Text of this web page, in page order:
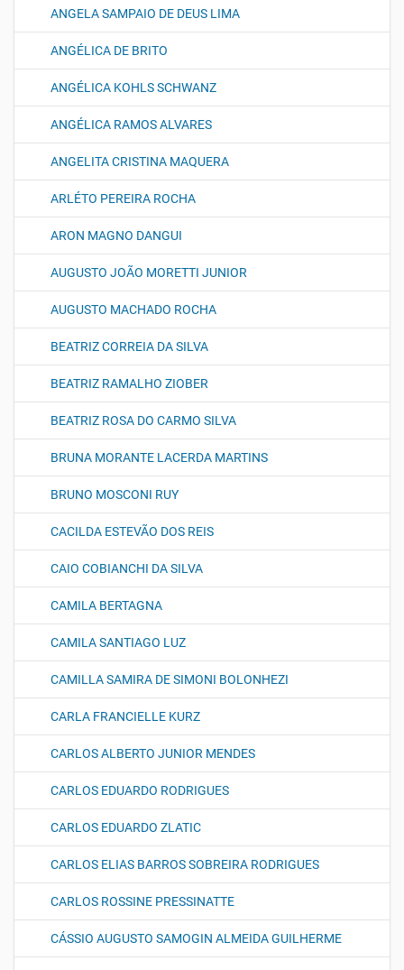
ANGELA SAMPAIO DE DEUS LIMA
ANGÉLICA DE BRITO
ANGÉLICA KOHLS SCHWANZ
ANGÉLICA RAMOS ALVARES
ANGELITA CRISTINA MAQUERA
ARLÉTO PEREIRA ROCHA
ARON MAGNO DANGUI
AUGUSTO JOÃO MORETTI JUNIOR
AUGUSTO MACHADO ROCHA
BEATRIZ CORREIA DA SILVA
BEATRIZ RAMALHO ZIOBER
BEATRIZ ROSA DO CARMO SILVA
BRUNA MORANTE LACERDA MARTINS
BRUNO MOSCONI RUY
CACILDA ESTEVÃO DOS REIS
CAIO COBIANCHI DA SILVA
CAMILA BERTAGNA
CAMILA SANTIAGO LUZ
CAMILLA SAMIRA DE SIMONI BOLONHEZI
CARLA FRANCIELLE KURZ
CARLOS ALBERTO JUNIOR MENDES
CARLOS EDUARDO RODRIGUES
CARLOS EDUARDO ZLATIC
CARLOS ELIAS BARROS SOBREIRA RODRIGUES
CARLOS ROSSINE PRESSINATTE
CÁSSIO AUGUSTO SAMOGIN ALMEIDA GUILHERME